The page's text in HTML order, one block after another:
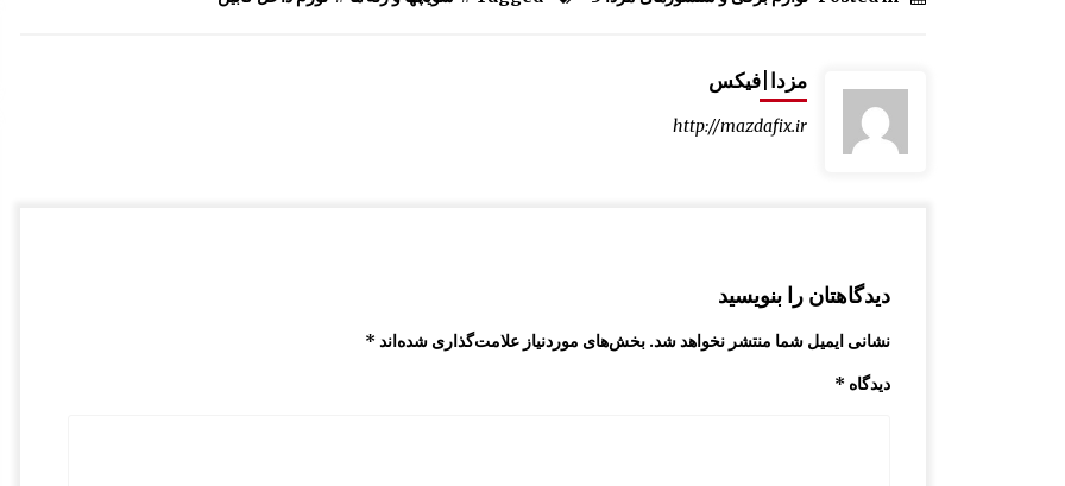
مزدا|فیکس
http://mazdafix.ir
دیدگاهتان را بنویسید
نشانی ایمیل شما منتشر نخواهد شد. بخش‌های موردنیاز علامت‌گذاری شده‌اند *
دیدگاه *